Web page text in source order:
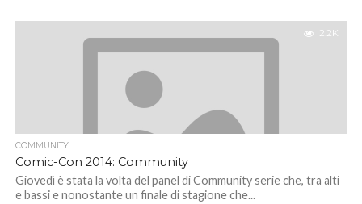
2.2K
COMMUNITY
Comic-Con 2014: Community
Giovedì è stata la volta del panel di Community serie che, tra alti
e bassi e nonostante un finale di stagione che...